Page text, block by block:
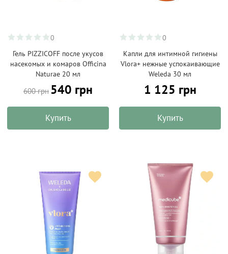
0
Гель PIZZICOFF после укусов
насекомых и комаров Officina
Naturae 20 мл
600 грн 540 грн
Купить
0
Капли для интимной гигиены
Vlora+ нежные успокаивающие
Weleda 30 мл
1 125 грн
Купить